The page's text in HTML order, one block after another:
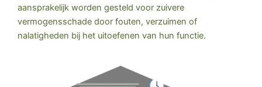
aansprakelijk worden gesteld voor zuivere
vermogensschade door fouten, verzuimen of
nalatigheden bij het uitoefenen van hun functie.